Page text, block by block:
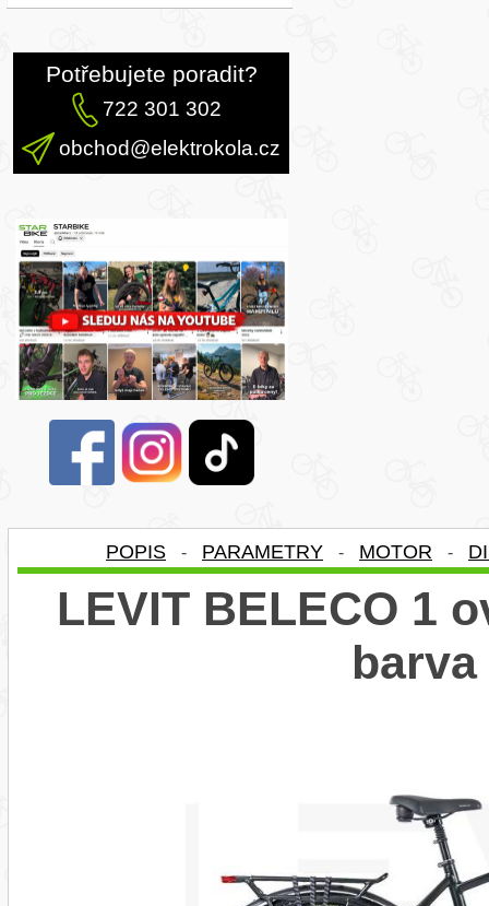
Potřebujete poradit?
722 301 302
obchod@elektrokola.cz
POPIS - PARAMETRY - MOTOR -
LEVIT BELECO 1
barva